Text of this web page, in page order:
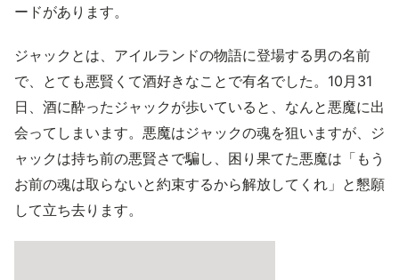
ードがあります。
ジャックとは、アイルランドの物語に登場する男の名前
で、とても悪賢くて酒好きなことで有名でした。10月31
日、酒に酔ったジャックが歩いていると、なんと悪魔に出
会ってしまいます。悪魔はジャックの魂を狙いますが、ジ
ャックは持ち前の悪賢さで騙し、困り果てた悪魔は「もう
お前の魂は取らないと約束するから解放してくれ」と懇願
して立ち去ります。